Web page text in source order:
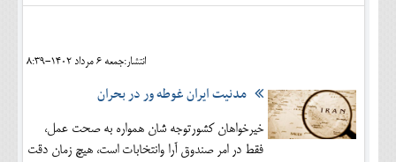
انتشار:جمعه 6 مرداد 1402-8:39
مدنیت ایران غوطه ور در بحران
خیرخواهان کشورتوجه شان همواره به صحت عمل،
فقط در امر صندوق آرا وانتخابات است، هیچ زمان دقت